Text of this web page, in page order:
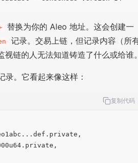
替换为你的 Aleo 地址。这会创建一
记录。交易上链，但记录内容（所
视链的人无法知道铸造了什么或给谁
录。它看起来像这样：
复制代码